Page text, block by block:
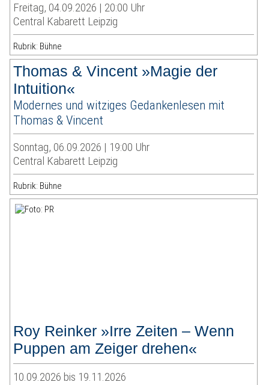
Freitag, 04.09.2026 | 20:00 Uhr
Central Kabarett Leipzig
Rubrik: Bühne
Thomas & Vincent »Magie der
Intuition«
Modernes und witziges Gedankenlesen mit
Thomas & Vincent
Sonntag, 06.09.2026 | 19:00 Uhr
Central Kabarett Leipzig
Rubrik: Bühne
Roy Reinker »Irre Zeiten – Wenn
Puppen am Zeiger drehen«
10.09.2026 bis 19.11.2026